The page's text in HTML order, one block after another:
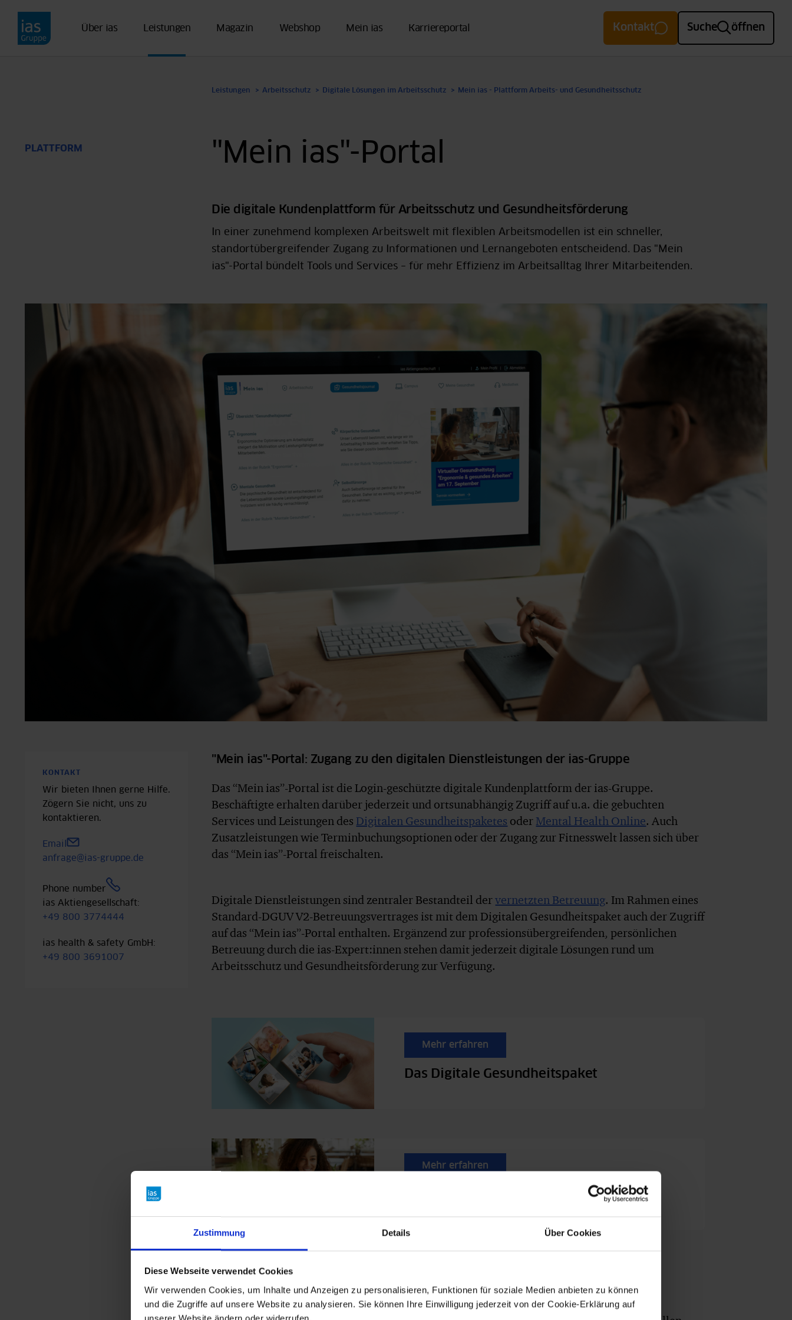
Zustimmung Details Über Cookies
Diese Webseite verwendet Cookies
Wir verwenden Cookies, um Inhalte und Anzeigen zu personalisieren, Funktionen für soziale Medien anbieten zu können
und die Zugriffe auf unsere Website zu analysieren. Sie können Ihre Einwilligung jederzeit von der Cookie-Erklärung auf
Direkt zum Inhalt
Über ias Leistungen Magazin Webshop Mein ias Karriereportal Kontakt Suche öffnen
Leistungen Arbeitsschutz Digitale Lösungen im Arbeitsschutz Mein ias - Plattform Arbeits- und Gesundheitsschutz
"Mein ias"-Portal
PLATTFORM
Die digitale Kundenplattform für Arbeitsschutz und Gesundheitsförderung
In einer zunehmend komplexen Arbeitswelt mit flexiblen Arbeitsmodellen ist ein schneller,
standortübergreifender Zugang zu Informationen und Lernangeboten entscheidend. Das "Mein
ias"-Portal bündelt Tools und Services – für mehr Effizienz im Arbeitsalltag Ihrer Mitarbeitenden.
KONTAKT
Wir bieten Ihnen gerne Hilfe.
Zögern Sie nicht, uns zu
kontaktieren.
Email
anfrage@ias-gruppe.de
Phone number
ias Aktiengesellschaft:
+49 800 3774444
ias health & safety GmbH:
+49 800 3691007
"Mein ias"-Portal: Zugang zu den digitalen Dienstleistungen der ias-Gruppe
Das “Mein ias”-Portal ist die Login-geschützte digitale Kundenplattform der ias-Gruppe.
Beschäftigte erhalten darüber jederzeit und ortsunabhängig Zugriff auf u.a. die gebuchten
Services und Leistungen des Digitalen Gesundheitspaketes oder Mental Health Online. Auch
Zusatzleistungen wie Terminbuchungsoptionen oder der Zugang zur Fitnesswelt lassen sich über
das “Mein ias”-Portal freischalten.
Digitale Dienstleistungen sind zentraler Bestandteil dervernetzten Betreuung. Im Rahmen eines
Standard-DGUV V2-Betreuungsvertrages ist mit dem Digitalen Gesundheitspaket auch der Zugriff
auf das “Mein ias”-Portal enthalten. Ergänzend zur professionsübergreifenden, persönlichen
Betreuung durch die ias-Expert:innen stehen damit jederzeit digitale Lösungen rund um
Arbeitsschutz und Gesundheitsförderung zur Verfügung.
Mehr erfahren
Das Digitale Gesundheitspaket
Mehr erfahren
Funktionen & Vorteile des "Mein ias"-Portals